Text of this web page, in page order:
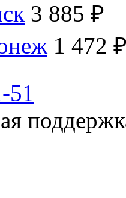
3 885 ₽
1 472
51